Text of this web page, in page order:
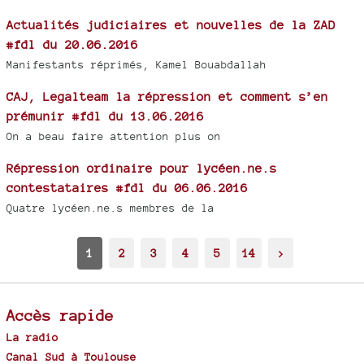
Actualités judiciaires et nouvelles de la ZAD
#fdl du 20.06.2016
Manifestants réprimés, Kamel Bouabdallah
CAJ, Legalteam la répression et comment s’en
prémunir #fdl du 13.06.2016
On a beau faire attention plus on
Répression ordinaire pour lycéen.ne.s
contestataires #fdl du 06.06.2016
Quatre lycéen.ne.s membres de la
1 2 3 4 5 14 >
Accès rapide
La radio
Canal Sud à Toulouse